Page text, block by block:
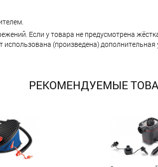
Если у товара не предусмотрена
(произведена)
РЕКОМЕНДУЕМЫЕ